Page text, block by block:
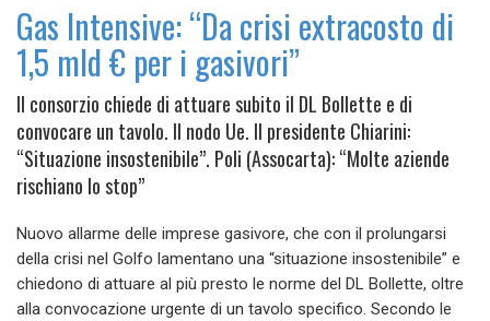
Gas Intensive: “Da crisi extracosto di
1,5 mld € per i gasivori”
Il consorzio chiede di attuare subito il DL Bollette e di
convocare un tavolo. Il nodo Ue. Il presidente Chiarini:
“Situazione insostenibile”. Poli (Assocarta): “Molte aziende
rischiano lo stop”
Nuovo allarme delle imprese gasivore, che con il prolungarsi
della crisi nel Golfo lamentano una “situazione insostenibile” e
chiedono di attuare al più presto le norme del DL Bollette, oltre
alla convocazione urgente di un tavolo specifico. Secondo le